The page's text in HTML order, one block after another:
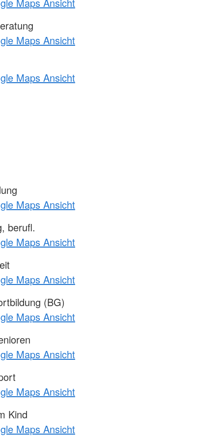
Maps Ansicht
Maps Ansicht
Maps Ansicht
berufl.
Maps Ansicht
Maps Ansicht
(BG)
Maps Ansicht
Maps Ansicht
Maps Ansicht
Kind
Maps Ansicht